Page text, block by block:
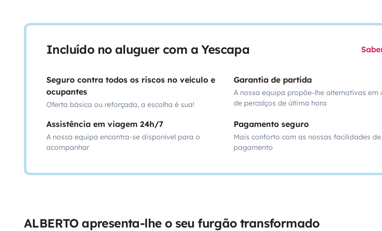
Incluído no aluguer com a Yescapa
Seguro contra todos os riscos no veículo e
ocupantes
Oferta básica ou reforçada, a escolha é sua!
Garantia de partida
A nossa equipa propõe-lhe alternativas em
de percalços de última hora
Assistência em viagem 24h/7
A nossa equipa encontra-se disponível para o
acompanhar
Pagamento seguro
Mais conforto com as nossas facilidades de
pagamento
ALBERTO apresenta-lhe o seu furgão transformado